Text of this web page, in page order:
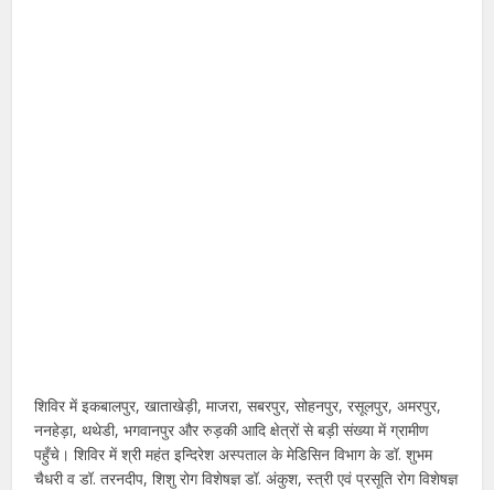
शिविर में इकबालपुर, खाताखेड़ी, माजरा, सबरपुर, सोहनपुर, रसूलपुर, अमरपुर,
ननहेड़ा, थथेडी, भगवानपुर और रुड़की आदि क्षेत्रों से बड़ी संख्या में ग्रामीण
पहुँचे। शिविर में श्री महंत इन्दिरेश अस्पताल के मेडिसिन विभाग के डॉ. शुभम
चैधरी व डॉ. तरनदीप, शिशु रोग विशेषज्ञ डॉ. अंकुश, स्त्री एवं प्रसूति रोग विशेषज्ञ